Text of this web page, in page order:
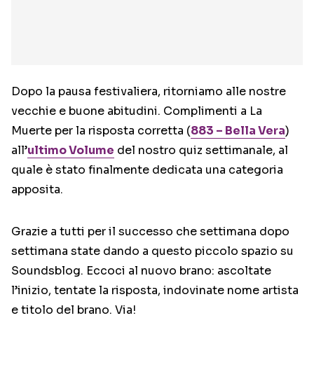
Dopo la pausa festivaliera, ritorniamo alle nostre
vecchie e buone abitudini. Complimenti a La
Muerte per la risposta corretta (883 – Bella Vera)
all’ultimo Volume del nostro quiz settimanale, al
quale è stato finalmente dedicata una categoria
apposita.
Grazie a tutti per il successo che settimana dopo
settimana state dando a questo piccolo spazio su
Soundsblog. Eccoci al nuovo brano: ascoltate
l’inizio, tentate la risposta, indovinate nome artista
e titolo del brano. Via!